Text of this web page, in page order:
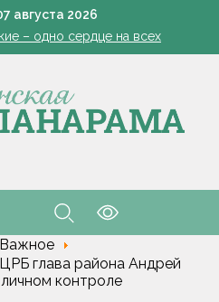
августа 2026
– одно сердце на всех
Минобразования об
стихии – на контроле
развивают внутренний
кубоў за змену
Важное
глава района Андрей
контроле